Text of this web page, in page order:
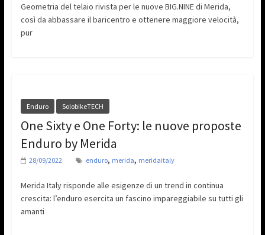
Geometria del telaio rivista per le nuove BIG.NINE di Merida,
così da abbassare il baricentro e ottenere maggiore velocità,
pur
Enduro SolobikeTECH
One Sixty e One Forty: le nuove proposte
Enduro by Merida
28/09/2022 enduro, merida, meridaitaly
Merida Italy risponde alle esigenze di un trend in continua
crescita: l’enduro esercita un fascino impareggiabile su tutti gli
amanti